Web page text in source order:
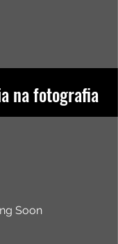
na fotografia
Soon